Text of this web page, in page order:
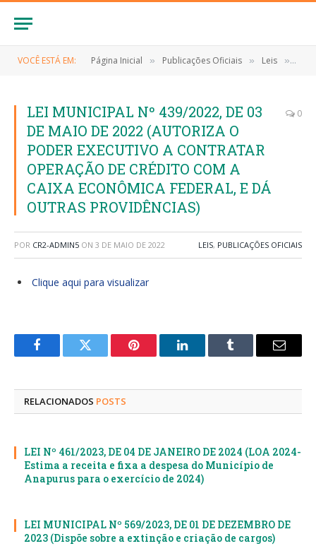
VOCÊ ESTÁ EM: Página Inicial » Publicações Oficiais » Leis »
LEI MUNICIPAL Nº 439/2022, DE 03
DE MAIO DE 2022 (AUTORIZA O
PODER EXECUTIVO A CONTRATAR
OPERAÇÃO DE CRÉDITO COM A
CAIXA ECONÔMICA FEDERAL, E DÁ
OUTRAS PROVIDÊNCIAS)
0
POR CR2-ADMIN5 ON 3 DE MAIO DE 2022 LEIS, PUBLICAÇÕES OFICIAIS
Clique aqui para visualizar
FacebookTwitter Pinterest LinkedInTumblr
E-
RELACIONADOS POSTS
LEI Nº 461/2023, DE 04 DE JANEIRO DE 2024 (LOA 2024-
Estima a receita e fixa a despesa do Município de
Anapurus para o exercício de 2024)
LEI MUNICIPAL Nº 569/2023, DE 01 DE DEZEMBRO DE
2023 (Dispõe sobre a extinção e criação de cargos)